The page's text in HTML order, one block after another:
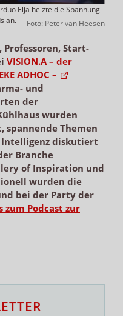
Elja heizte die Spannung
an.
Foto: Peter van Heesen
Start-
VISION.A – der
ADHOC –
und
der
wurden
spannende Themen
Intelligenz diskutiert
Branche
of Inspiration und
wurden die
bei der Party der
zum Podcast zur